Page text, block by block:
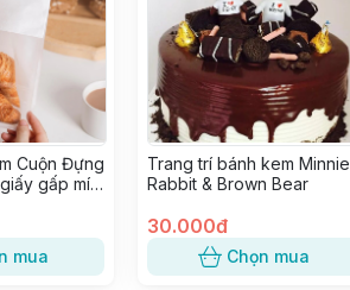
Cuộn Đựng
gấp mí
mua
Trang trí bánh kem Minnie
Rabbit & Brown Bear
30.000đ
Chọn mua